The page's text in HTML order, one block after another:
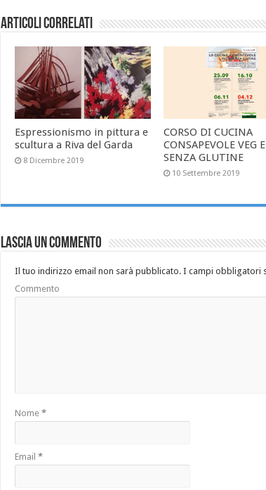
Articoli correlati
Espressionismo in pittura e
scultura a Riva del Garda
8 Dicembre 2019
CORSO DI CUCINA
CONSAPEVOLE VEG E
SENZA GLUTINE
10 Settembre 2019
Lascia un commento
Il tuo indirizzo email non sarà pubblicato.I campi obbligatori
Commento
Nome *
Email *